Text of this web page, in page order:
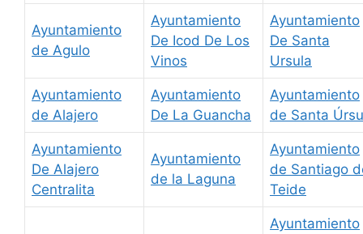
Ayuntamiento
de Agulo
Ayuntamiento
De Icod De Los
Vinos
Ayuntamiento
De Santa
Ursula
Ayuntamiento
de Alajero
Ayuntamiento
De La Guancha
Ayuntamiento
de Santa
Ayuntamiento
De Alajero
Centralita
Ayuntamiento
de la Laguna
Ayuntamiento
de Santiago
Teide
Ayuntamiento